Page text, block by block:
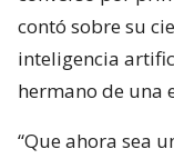
contó sobre su
inteligencia
hermano de una
“Que ahora sea